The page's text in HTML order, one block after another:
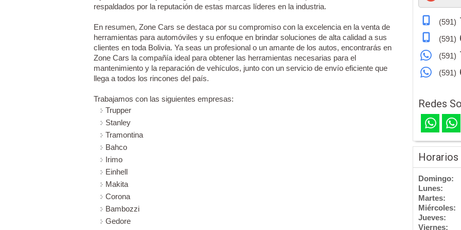
respaldados por la reputación de estas marcas líderes en la industria.
En resumen, Zone Cars se destaca por su compromiso con la excelencia en la venta de
herramientas para automóviles y su enfoque en brindar soluciones de alta calidad a sus
clientes en toda Bolivia. Ya seas un profesional o un amante de los autos, encontrarás en
Zone Cars la compañía ideal para obtener las herramientas necesarias para el
mantenimiento y la reparación de vehículos, junto con un servicio de envío eficiente que
llega a todos los rincones del país.
Trabajamos con las siguientes empresas:
Trupper
Stanley
Tramontina
Bahco
Irimo
Einhell
Makita
Corona
Bambozzi
Gedore
(591)
(591)
(591)
(591)
Redes
Domingo:
Lunes:
Martes:
Miércoles:
Jueves:
Viernes: